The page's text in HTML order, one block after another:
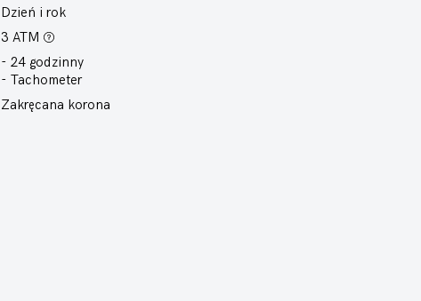
Dzień i rok
3 ATM
- 24 godzinny
- Tachometer
Zakręcana korona